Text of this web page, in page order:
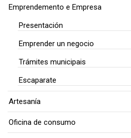
Emprendemento e Empresa
Presentación
Emprender un negocio
Trámites municipais
Escaparate
Artesanía
Oficina de consumo